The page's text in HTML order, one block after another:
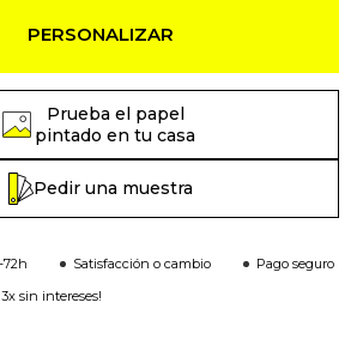
PERSONALIZAR
Prueba el papel
pintado en tu casa
Pedir una muestra
Satisfacción o cambio
Pago seguro
sin intereses!